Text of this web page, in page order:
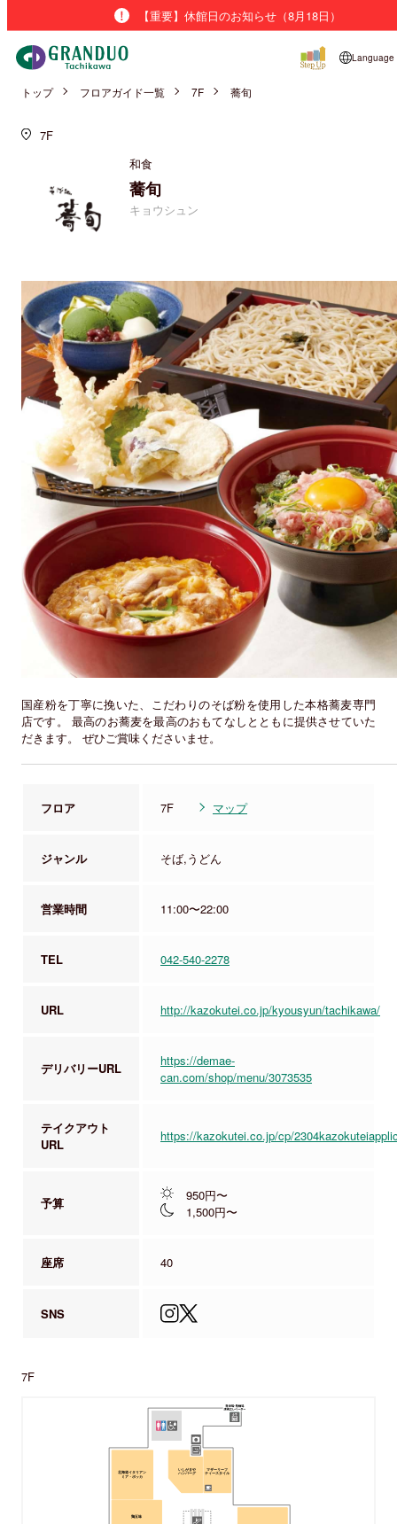
【重要】休館日のお知らせ（8月18日）
Language
トップ フロアガイド一覧 7F 蕎旬
7F
和食
蕎旬
キョウシュン
国産粉を丁寧に挽いた、こだわりのそば粉を使用した本格蕎麦専門
店です。 最高のお蕎麦を最高のおもてなしとともに提供させていた
だきます。 ぜひご賞味くださいませ。
フロア 7F マップ
ジャンル そば,うどん
営業時間 11:00〜22:00
TEL 042-540-2278
URL http://kazokutei.co.jp/kyousyun/tachikawa/
デリバリーURL
https://demae-
can.com/shop/menu/3073535
テイクアウト
URL
https://kazokutei.co.jp/cp/
予算
950円〜
1,500円〜
座席 40
SNS
7F
いしがまや
ハンバーグ
マザーリーフ
ティースタイル
鶏五味
北海道イタリアン
ミア・ボッカ